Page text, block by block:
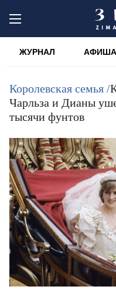
ЖУРНАЛ АФИША
Королевская семья /
Чарльза и Дианы
тысячи фунтов